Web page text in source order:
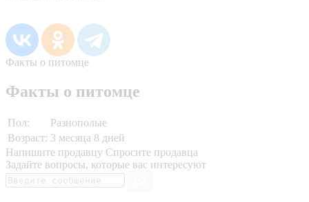
Факты о питомце
Факты о питомце
Пол:
Разнополые
Возраст: 3 месяца 8 дней
Напишите продавцу Спросите продавца
Задайте вопросы, которые вас интересуют